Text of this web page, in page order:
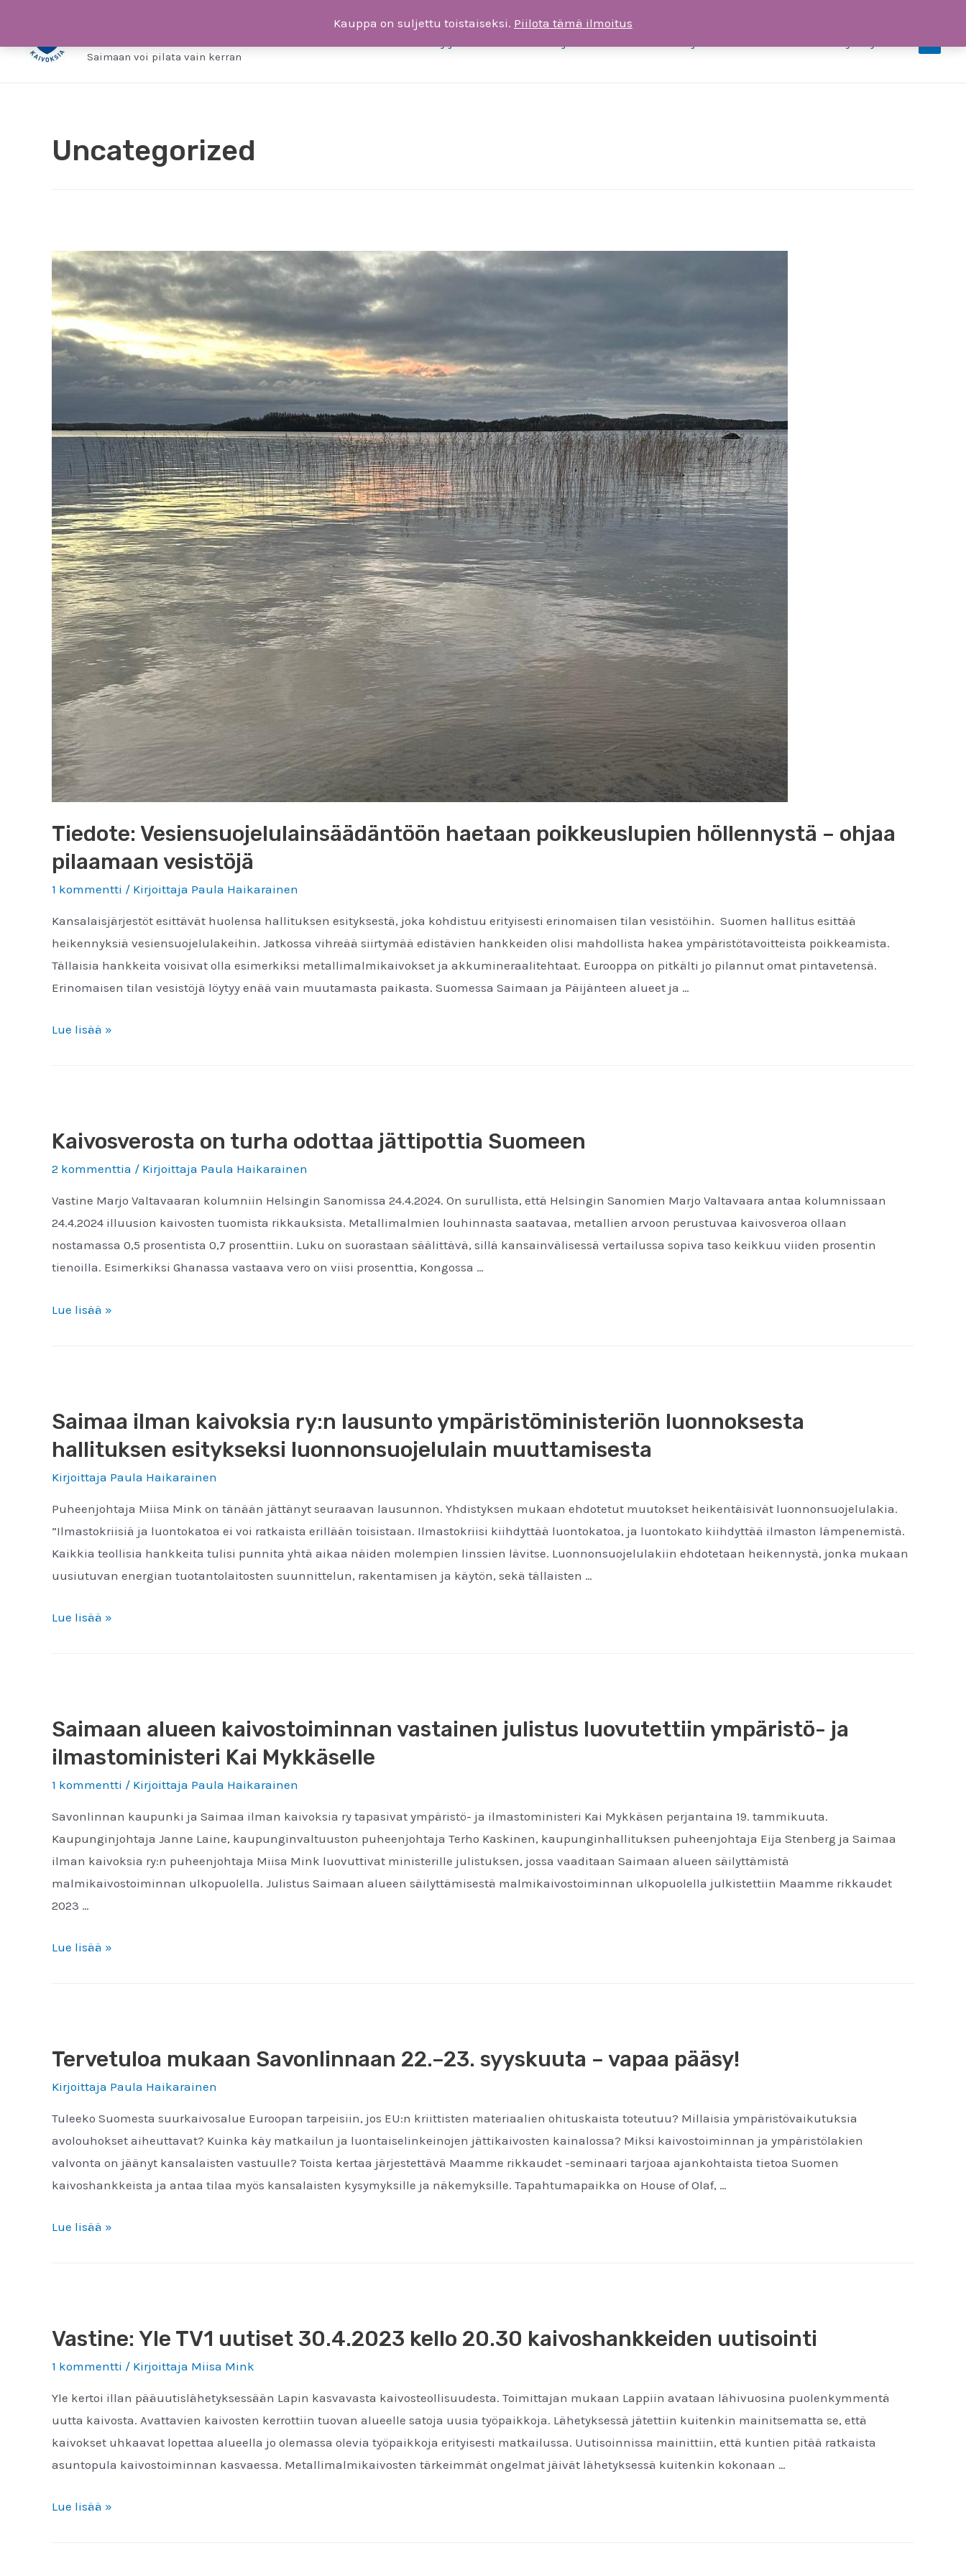
Saimaa ilman kaivoksia
Saimaan voi pilata vain kerran
Uncategorized
Tiedote: Vesiensuojelulainsäädäntöön haetaan poikkeuslupien höllennystä – ohjaa
pilaamaan vesistöjä
1 kommentti / Kirjoittaja Paula Haikarainen
Kansalaisjärjestöt esittävät huolensa hallituksen esityksestä, joka kohdistuu erityisesti erinomaisen tilan vesistöihin. Suomen hallitus esittää
heikennyksiä vesiensuojelulakeihin. Jatkossa vihreää siirtymää edistävien hankkeiden olisi mahdollista hakea ympäristötavoitteista poikkeamista.
Tällaisia hankkeita voisivat olla esimerkiksi metallimalmikaivokset ja akkumineraalitehtaat. Eurooppa on pitkälti jo pilannut omat pintavetensä.
Erinomaisen tilan vesistöjä löytyy enää vain muutamasta paikasta. Suomessa Saimaan ja Päijänteen alueet ja …
Tiedote:
–
ohjaa
vesistöjä
Lue lisää »
Kaivosverosta on turha odottaa jättipottia Suomeen
2 kommenttia / Kirjoittaja Paula Haikarainen
Vastine Marjo Valtavaaran kolumniin Helsingin Sanomissa 24.4.2024. On surullista, että Helsingin Sanomien Marjo Valtavaara antaa kolumnissaan
24.4.2024 illuusion kaivosten tuomista rikkauksista. Metallimalmien louhinnasta saatavaa, metallien arvoon perustuvaa kaivosveroa ollaan
nostamassa 0,5 prosentista 0,7 prosenttiin. Luku on suorastaan säälittävä, sillä kansainvälisessä vertailussa sopiva taso keikkuu viiden prosentin
tienoilla. Esimerkiksi Ghanassa vastaava vero on viisi prosenttia, Kongossa …
Kaivosverosta
Suomeen
Lue lisää »
Saimaa ilman kaivoksia ry:n lausunto ympäristöministeriön luonnoksesta
hallituksen esitykseksi luonnonsuojelulain muuttamisesta
Kirjoittaja Paula Haikarainen
Puheenjohtaja Miisa Mink on tänään jättänyt seuraavan lausunnon. Yhdistyksen mukaan ehdotetut muutokset heikentäisivät luonnonsuojelulakia.
”Ilmastokriisiä ja luontokatoa ei voi ratkaista erillään toisistaan. Ilmastokriisi kiihdyttää luontokatoa, ja luontokato kiihdyttää ilmaston lämpenemistä.
Kaikkia teollisia hankkeita tulisi punnita yhtä aikaa näiden molempien linssien lävitse. Luonnonsuojelulakiin ehdotetaan heikennystä, jonka mukaan
uusiutuvan energian tuotantolaitosten suunnittelun, rakentamisen ja käytön, sekä tällaisten …
Saimaa
ympäristöministeriön
luonnoksesta
luonnonsuojelulain
muuttamisesta
Lue lisää »
Saimaan alueen kaivostoiminnan vastainen julistus luovutettiin ympäristö- ja
ilmastoministeri Kai Mykkäselle
1 kommentti / Kirjoittaja Paula Haikarainen
Savonlinnan kaupunki ja Saimaa ilman kaivoksia ry tapasivat ympäristö- ja ilmastoministeri Kai Mykkäsen perjantaina 19. tammikuuta.
Kaupunginjohtaja Janne Laine, kaupunginvaltuuston puheenjohtaja Terho Kaskinen, kaupunginhallituksen puheenjohtaja Eija Stenberg ja Saimaa
ilman kaivoksia ry:n puheenjohtaja Miisa Mink luovuttivat ministerille julistuksen, jossa vaaditaan Saimaan alueen säilyttämistä
malmikaivostoiminnan ulkopuolella. Julistus Saimaan alueen säilyttämisestä malmikaivostoiminnan ulkopuolella julkistettiin Maamme rikkaudet
2023 …
Saimaan
luovutettiin
ympäristö-
ilmastoministeri
Kai
Mykkäselle
Lue lisää »
Tervetuloa mukaan Savonlinnaan 22.–23. syyskuuta – vapaa pääsy!
Kirjoittaja Paula Haikarainen
Tuleeko Suomesta suurkaivosalue Euroopan tarpeisiin, jos EU:n kriittisten materiaalien ohituskaista toteutuu? Millaisia ympäristövaikutuksia
avolouhokset aiheuttavat? Kuinka käy matkailun ja luontaiselinkeinojen jättikaivosten kainalossa? Miksi kaivostoiminnan ja ympäristölakien
valvonta on jäänyt kansalaisten vastuulle? Toista kertaa järjestettävä Maamme rikkaudet -seminaari tarjoaa ajankohtaista tietoa Suomen
kaivoshankkeista ja antaa tilaa myös kansalaisten kysymyksille ja näkemyksille. Tapahtumapaikka on House of Olaf, …
Tervetuloa
syyskuuta
–
pääsy!
Lue lisää »
Vastine: Yle TV1 uutiset 30.4.2023 kello 20.30 kaivoshankkeiden uutisointi
1 kommentti / Kirjoittaja Miisa Mink
Yle kertoi illan pääuutislähetyksessään Lapin kasvavasta kaivosteollisuudesta. Toimittajan mukaan Lappiin avataan lähivuosina puolenkymmentä
uutta kaivosta. Avattavien kaivosten kerrottiin tuovan alueelle satoja uusia työpaikkoja. Lähetyksessä jätettiin kuitenkin mainitsematta se, että
kaivokset uhkaavat lopettaa alueella jo olemassa olevia työpaikkoja erityisesti matkailussa. Uutisoinnissa mainittiin, että kuntien pitää ratkaista
asuntopula kaivostoiminnan kasvaessa. Metallimalmikaivosten tärkeimmät ongelmat jäivät lähetyksessä kuitenkin kokonaan …
Vastine:
Lue lisää »
Kauppa on suljettu toistaiseksi. Piilota tämä ilmoitus